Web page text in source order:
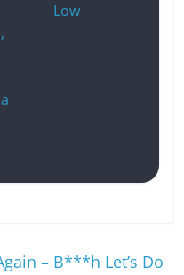
Low
– B***h Let’s Do